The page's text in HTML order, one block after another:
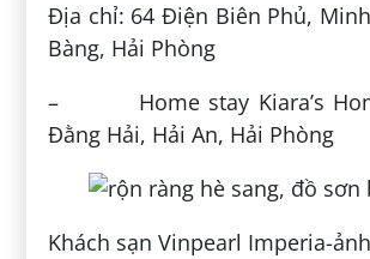
Địa chỉ: 64 Điện Biên Phủ,
Bàng, Hải Phòng
– Home stay Kiara’s
Đằng Hải, Hải An, Hải Phòng
Khách sạn Vinpearl Imperia-